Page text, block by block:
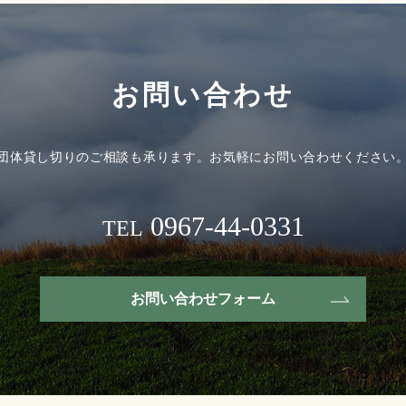
お問い合わせ
体貸し切りのご相談も承ります。 お気軽にお問い合わせください
TEL 0967-44-0331
お問い合わせフォーム